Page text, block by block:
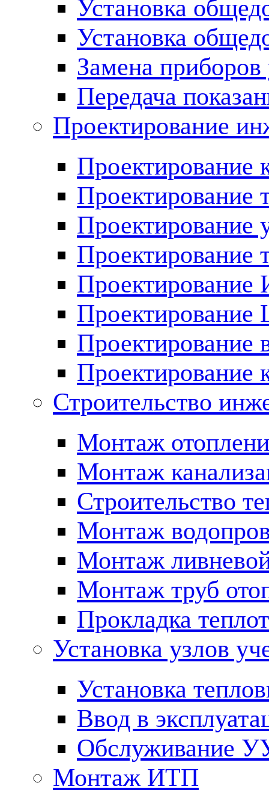
Установка
Установка
Замена приборов
Передача
Проектирование
Проектирование
Проектирование
Проектирование
Проектирование
Проектирование
Проектирование
Строительство
Монтаж
Монтаж
Строительство
Монтаж
Монтаж
Монтаж труб
Прокладка
Установка узлов
Установка
Ввод в
Обслуживание
Монтаж ИТП